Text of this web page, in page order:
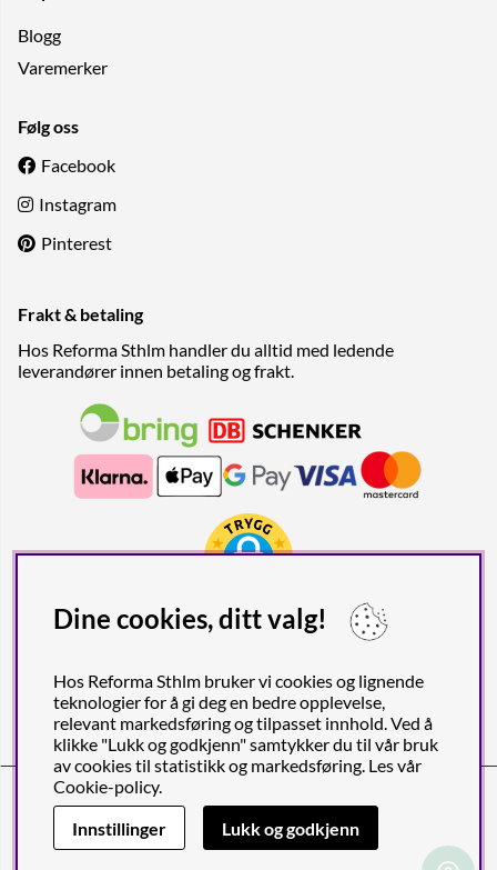
Blogg
Varemerker
Følg oss
Facebook
Instagram
Pinterest
Frakt & betaling
Hos Reforma Sthlm handler du alltid med ledende
leverandører innen betaling og frakt.
Reforma Sthlm AB (org. nr. 556849-2606)
Birger Jarlsgatan 57C (Obs! Endast postadress), SE-113 56
STOCKHOLM, Sverige
Dine cookies, ditt valg!
Hos Reforma Sthlm bruker vi cookies og lignende
teknologier for å gi deg en bedre opplevelse,
relevant markedsføring og tilpasset innhold. Ved å
klikke "Lukk og godkjenn" samtykker du til vår bruk
av cookies til statistikk og markedsføring. Les vår
Cookie-policy.
Innstillinger
Lukk og godkjenn